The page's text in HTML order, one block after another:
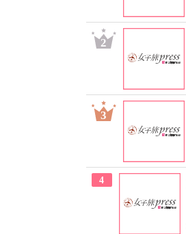
2
3
4